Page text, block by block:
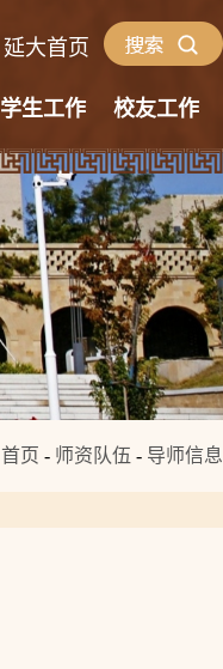
延大首页
学生工作 校友工作
首页 - 师资队伍 - 导师信息